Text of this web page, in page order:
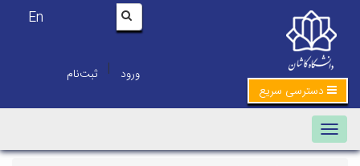
En
ورود | ثبت‌نام
دسترسی سریع
Toggle navigation